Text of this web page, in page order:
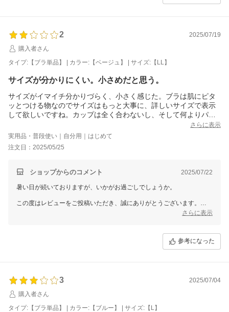
三恵 小林 美和子
2
2025/07/19
購入者さん
タイプ:【ブラ単品】 | カラー:【ベージュ】 | サイズ:【LL】
サイズが分かりにくい。小さめだと思う。
サイズがイマイチ分かりづらく、小さく感じた。ブラは肌にピタ
ッとつける物なのでサイズはもっと大事に、詳しいサイズで表示
して欲しいですね。カップは全く合わないし、そして何よりパッ
着た時に胸の下をカバーしきれず上がってしまう。全体のサイズ
感に対し、脇の下袖ぐりのカーブが下すぎて脇の下の肉がハミ肉
となってプックリとしてしまう。袖ぐりは腕の付け根に沿う感じ
さらに表示
実用品・普段使い｜自分用｜はじめて
注文日：2025/05/25
ショップからのコメント 2025/07/22
暑い日が続いておりますが、いかがお過ごしでしょうか。
この度はレビューをご投稿いただき、誠にありがとうございます。
なお、個別での対応が必要なお客様へは、別途メールにてご対応させて
またのご来店をお待ちしております。
三恵 山本 真由
さらに表示
参考になった
3
2025/07/04
購入者さん
タイプ:【ブラ単品】 | カラー:【ブルー】 | サイズ:【L】